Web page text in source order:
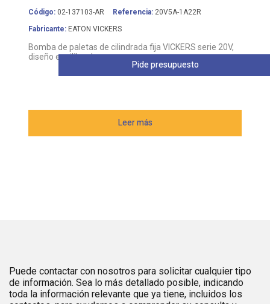
Código: 02-137103-AR Referencia: 20V5A-1A22R
Fabricante: EATON VICKERS
Bomba de paletas de cilindrada fija VICKERS serie 20V,
diseño equilibrado
Leer más
Pide presupuesto
Puede contactar con nosotros para solicitar cualquier tipo
de información. Sea lo más detallado posible, indicando
toda la información relevante que ya tiene, incluidos los